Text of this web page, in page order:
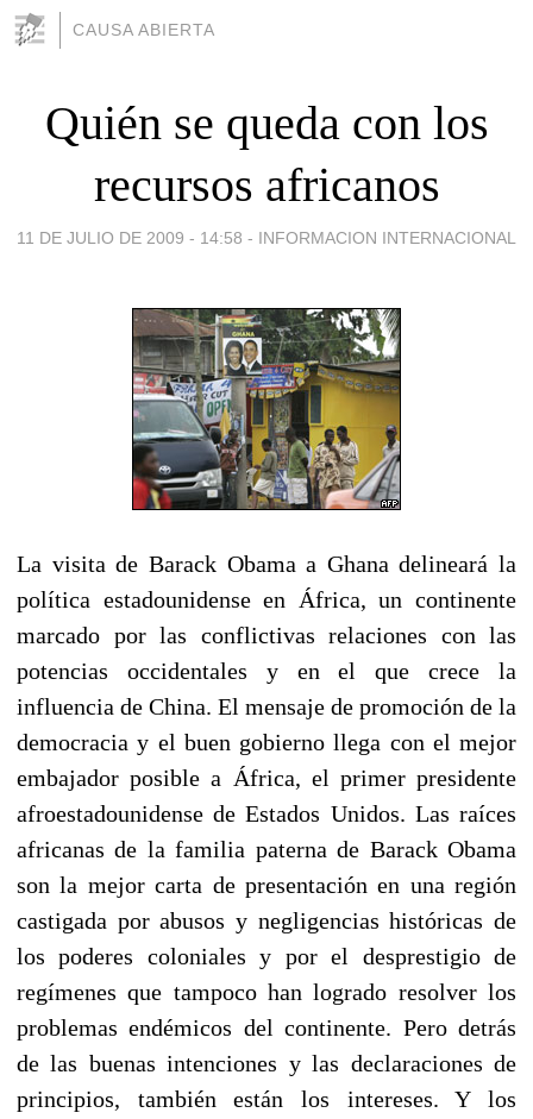
CAUSA ABIERTA
Quién se queda con los
recursos africanos
11 DE JULIO DE 2009 - 14:58 - INFORMACION INTERNACIONAL
La visita de Barack Obama a Ghana delineará la
política estadounidense en África, un continente
marcado por las conflictivas relaciones con las
potencias occidentales y en el que crece la
influencia de China. El mensaje de promoción de la
democracia y el buen gobierno llega con el mejor
embajador posible a África, el primer presidente
afroestadounidense de Estados Unidos. Las raíces
africanas de la familia paterna de Barack Obama
son la mejor carta de presentación en una región
castigada por abusos y negligencias históricas de
los poderes coloniales y por el desprestigio de
regímenes que tampoco han logrado resolver los
problemas endémicos del continente. Pero detrás
de las buenas intenciones y las declaraciones de
principios, también están los intereses. Y los